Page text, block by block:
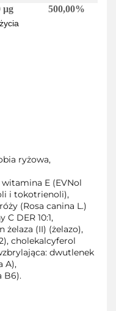
µg 500,00%
ryżowa,
E (EVNol
i tokotrienoli),
(Rosa canina L.)
DER 10:1,
(II) (żelazo),
cholekalcyferol
dwutlenek
A),
B6).